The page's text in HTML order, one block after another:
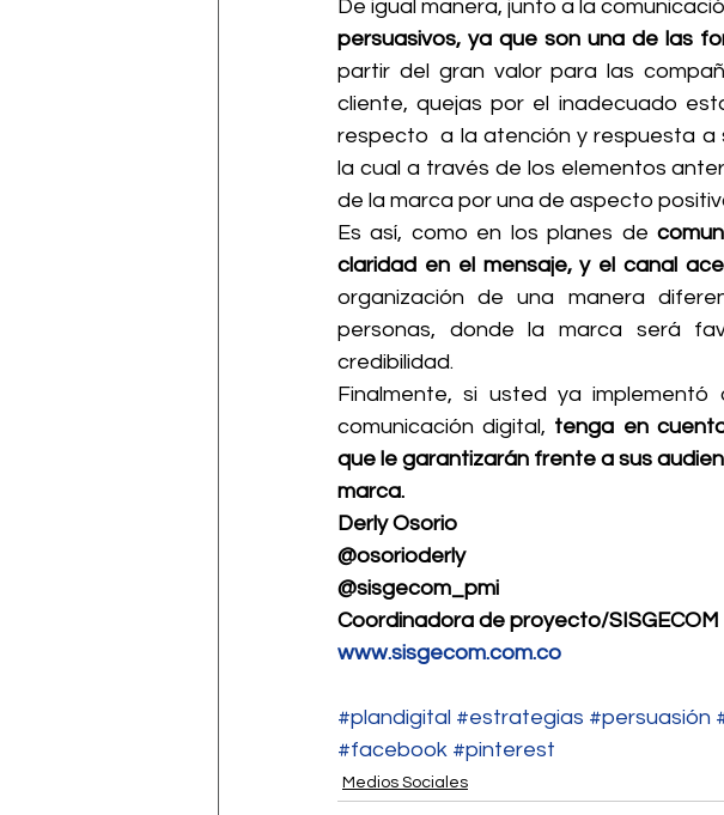
De igual manera, junto a la
persuasivos, ya que son una de las
partir del gran valor para las
cliente, quejas por el inadecuado
respecto  a la atención y respuesta
la cual a través de los elementos
de la marca por una de aspecto
Es así, como en los planes de
claridad en el mensaje, y el canal
organización de una manera
personas, donde la marca será
credibilidad.
Finalmente, si usted ya
comunicación digital, tenga en
que le garantizarán frente a sus
marca.
Derly Osorio
@osorioderly
@sisgecom_pmi
Coordinadora de proyecto/SISGECOM
www.sisgecom.com.co
#plandigital #estrategias #persuasión
#facebook #pinterest
Medios Sociales